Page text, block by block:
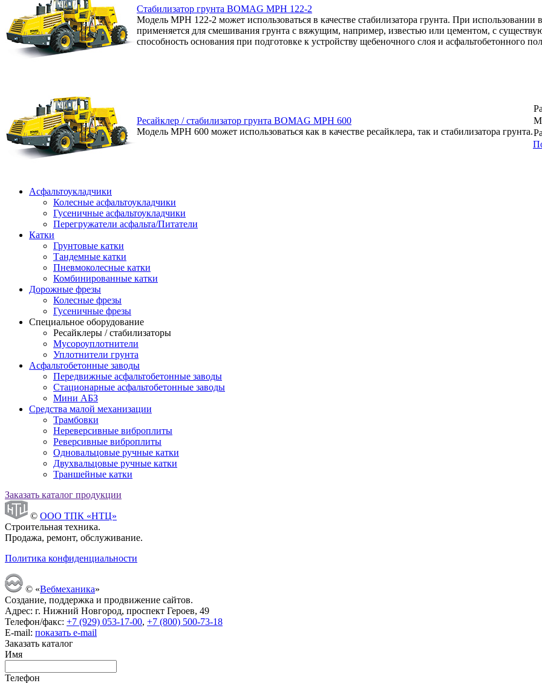
Стабилизатор грунта BOMAG MPH 122-2
Модель MPH 122-2 может использоваться в качестве стабилизатора грунта. При использовании
применяется для смешивания грунта с вяжущим, например, известью или цементом, с
способность основания при подготовке к устройству щебеночного слоя и асфальтобетонного
Ресайклер / стабилизатор грунта BOMAG MPH 600
Модель MPH 600 может использоваться как в качестве ресайклера, так и стабилизатора грунта.
Асфальтоукладчики
Колесные асфальтоукладчики
Гусеничные асфальтоукладчики
Перегружатели асфальта/Питатели
Катки
Грунтовые катки
Тандемные катки
Пневмоколесные катки
Комбинированные катки
Дорожные фрезы
Колесные фрезы
Гусеничные фрезы
Специальное оборудование
Ресайклеры / стабилизаторы
Мусороуплотнители
Уплотнители грунта
Асфальтобетонные заводы
Передвижные асфальтобетонные заводы
Стационарные асфальтобетонные заводы
Мини АБЗ
Средства малой механизации
Трамбовки
Нереверсивные виброплиты
Реверсивные виброплиты
Одновальцовые ручные катки
Двухвальцовые ручные катки
Траншейные катки
Заказать каталог продукции
© ООО ТПК «НТЦ»
Строительная техника.
Продажа, ремонт, обслуживание.
Политика конфиденциальности
© «Вебмеханика»
Создание, поддержка и продвижение сайтов.
Адрес: г. Нижний Новгород, проспект Героев, 49
Телефон/факс: +7 (929) 053-17-00, +7 (800) 500-73-18
E-mail: показать e-mail
Заказать каталог
Имя
Телефон